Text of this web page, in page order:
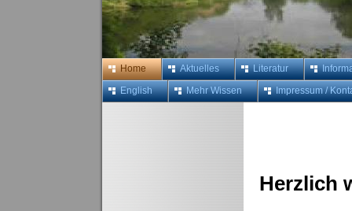
Home Aktuelles Literatur
English
Mehr Wissen Impressum /
Herzlich